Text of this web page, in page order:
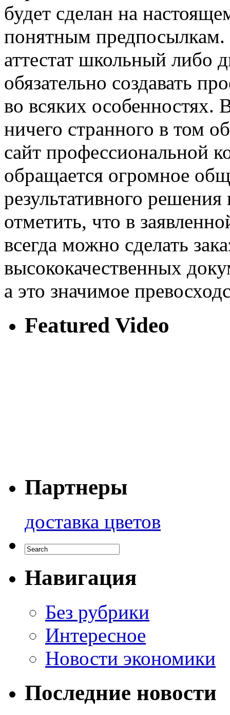
будет сделан на
понятным предпосылкам.
аттестат школьный либо
обязательно создавать
во всяких особенностях.
ничего странного в том
сайт профессиональной
обращается огромное
результативного
отметить, что в
всегда можно сделать
высококачественных
а это значимое
Featured Video
Партнеры
доставка цветов
Навигация
Без рубрики
Интересное
Новости экономики
Последние новости